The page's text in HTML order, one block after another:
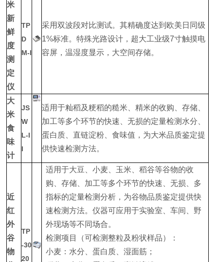
米
新
鲜
度
测
定
仪
TP
D
M-I
采用双波段对比测试。其精确度达到欧美日同级
1%标准。特殊光路设计，超大工业级7寸触摸电
容屏，温湿度显示，大空间存储。
大
米
食
味
计
JS
W
L-I
I
适用于籼稻及粳稻的糙米、精米的收购、存储、
加工等多个环节的快速、无损的定量检测水分、
蛋白质、直链淀粉、食味值，为大米品质鉴定提
供快速检测方法。
近
红
外
谷
物
TP
-30
20
适用于大豆、小麦、玉米、稻谷等谷物的收
购、存储、加工等多个环节的快速、无损、多
指标的定量检测分析，为谷物品质鉴定提供快
速检测方法。仪器可应用于实验室、车间、野
外现场等不同场合。
检测项目（可检测整粒及粉状样品）：
小麦：水分、蛋白质、湿面筋；